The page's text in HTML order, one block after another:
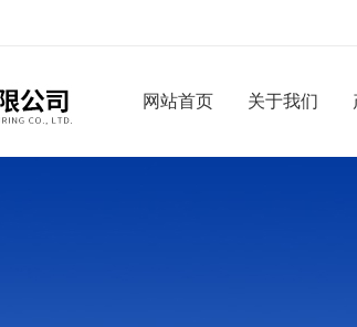
网站首页 关于我们